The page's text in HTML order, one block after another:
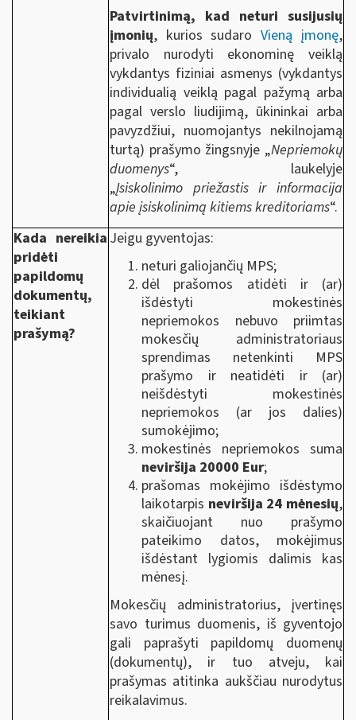
Patvirtinimą, kad neturi susijusių
įmonių, kurios sudaro Vieną įmonę,
privalo nurodyti ekonominę veiklą
vykdantys fiziniai asmenys (vykdantys
individualią veiklą pagal pažymą arba
pagal verslo liudijimą, ūkininkai arba
pavyzdžiui, nuomojantys nekilnojamą
turtą) prašymo žingsnyje „Nepriemokų
duomenys“, laukelyje
„Įsiskolinimo priežastis ir informacija
apie įsiskolinimą kitiems kreditoriams“.
Kada nereikia
pridėti
papildomų
dokumentų,
teikiant
prašymą?
Jeigu gyventojas:
neturi galiojančių MPS;
dėl prašomos atidėti ir (ar)
išdėstyti mokestinės
nepriemokos nebuvo priimtas
mokesčių administratoriaus
sprendimas netenkinti MPS
prašymo ir neatidėti ir (ar)
neišdėstyti mokestinės
nepriemokos (ar jos dalies)
sumokėjimo;
mokestinės nepriemokos suma
neviršija 20000 Eur;
prašomas mokėjimo išdėstymo
laikotarpis neviršija 24 mėnesių,
skaičiuojant nuo prašymo
pateikimo datos, mokėjimus
išdėstant lygiomis dalimis kas
mėnesį.
Mokesčių administratorius, įvertinęs
savo turimus duomenis, iš gyventojo
gali paprašyti papildomų duomenų
(dokumentų), ir tuo atveju, kai
prašymas atitinka aukščiau nurodytus
reikalavimus.